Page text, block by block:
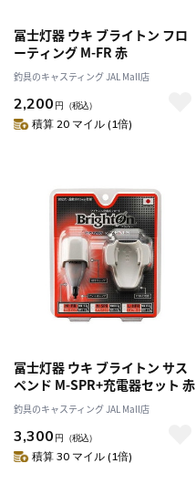
冨士灯器 ウキ ブライトン フロ
ーティング M-FR 赤
釣具のキャスティング JAL Mall店
2,200 円 （税込）
積算 20 マイル (1倍)
冨士灯器 ウキ ブライトン サス
ペンド M-SPR+充電器セット 赤
釣具のキャスティング JAL Mall店
3,300 円 （税込）
積算 30 マイル (1倍)